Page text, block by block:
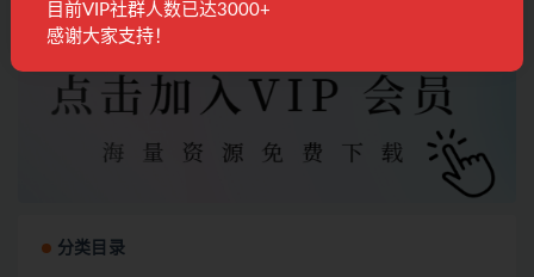
加入会员
分类目录
目前VIP社群人数已达3000+
感谢大家支持！